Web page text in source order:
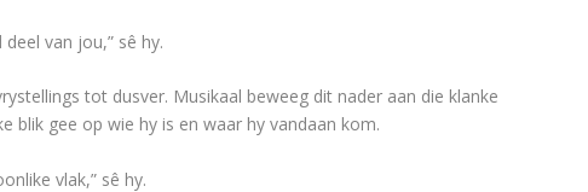
van jou,” sê hy.
tot dusver. Musikaal beweeg dit nader aan die klanke
blik gee op wie hy is en waar hy vandaan kom.
vlak,” sê hy.